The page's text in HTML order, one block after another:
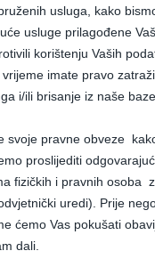
usluga, kako
usluge prilagođene
korištenju Vaših
imate pravo
i/ili brisanje iz naše
svoje pravne obveze
proslijediti
fizičkih i pravnih osoba
uredi). Prije
ćemo Vas pokušati
dali.